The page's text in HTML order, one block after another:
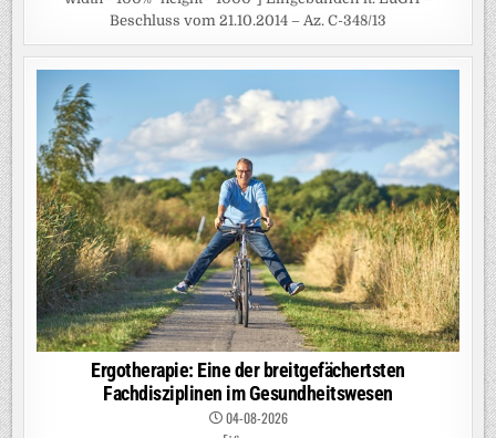
Beschluss vom 21.10.2014 – Az. C-348/13
Ergotherapie: Eine der breitgefächertsten
Fachdisziplinen im Gesundheitswesen
04-08-2026